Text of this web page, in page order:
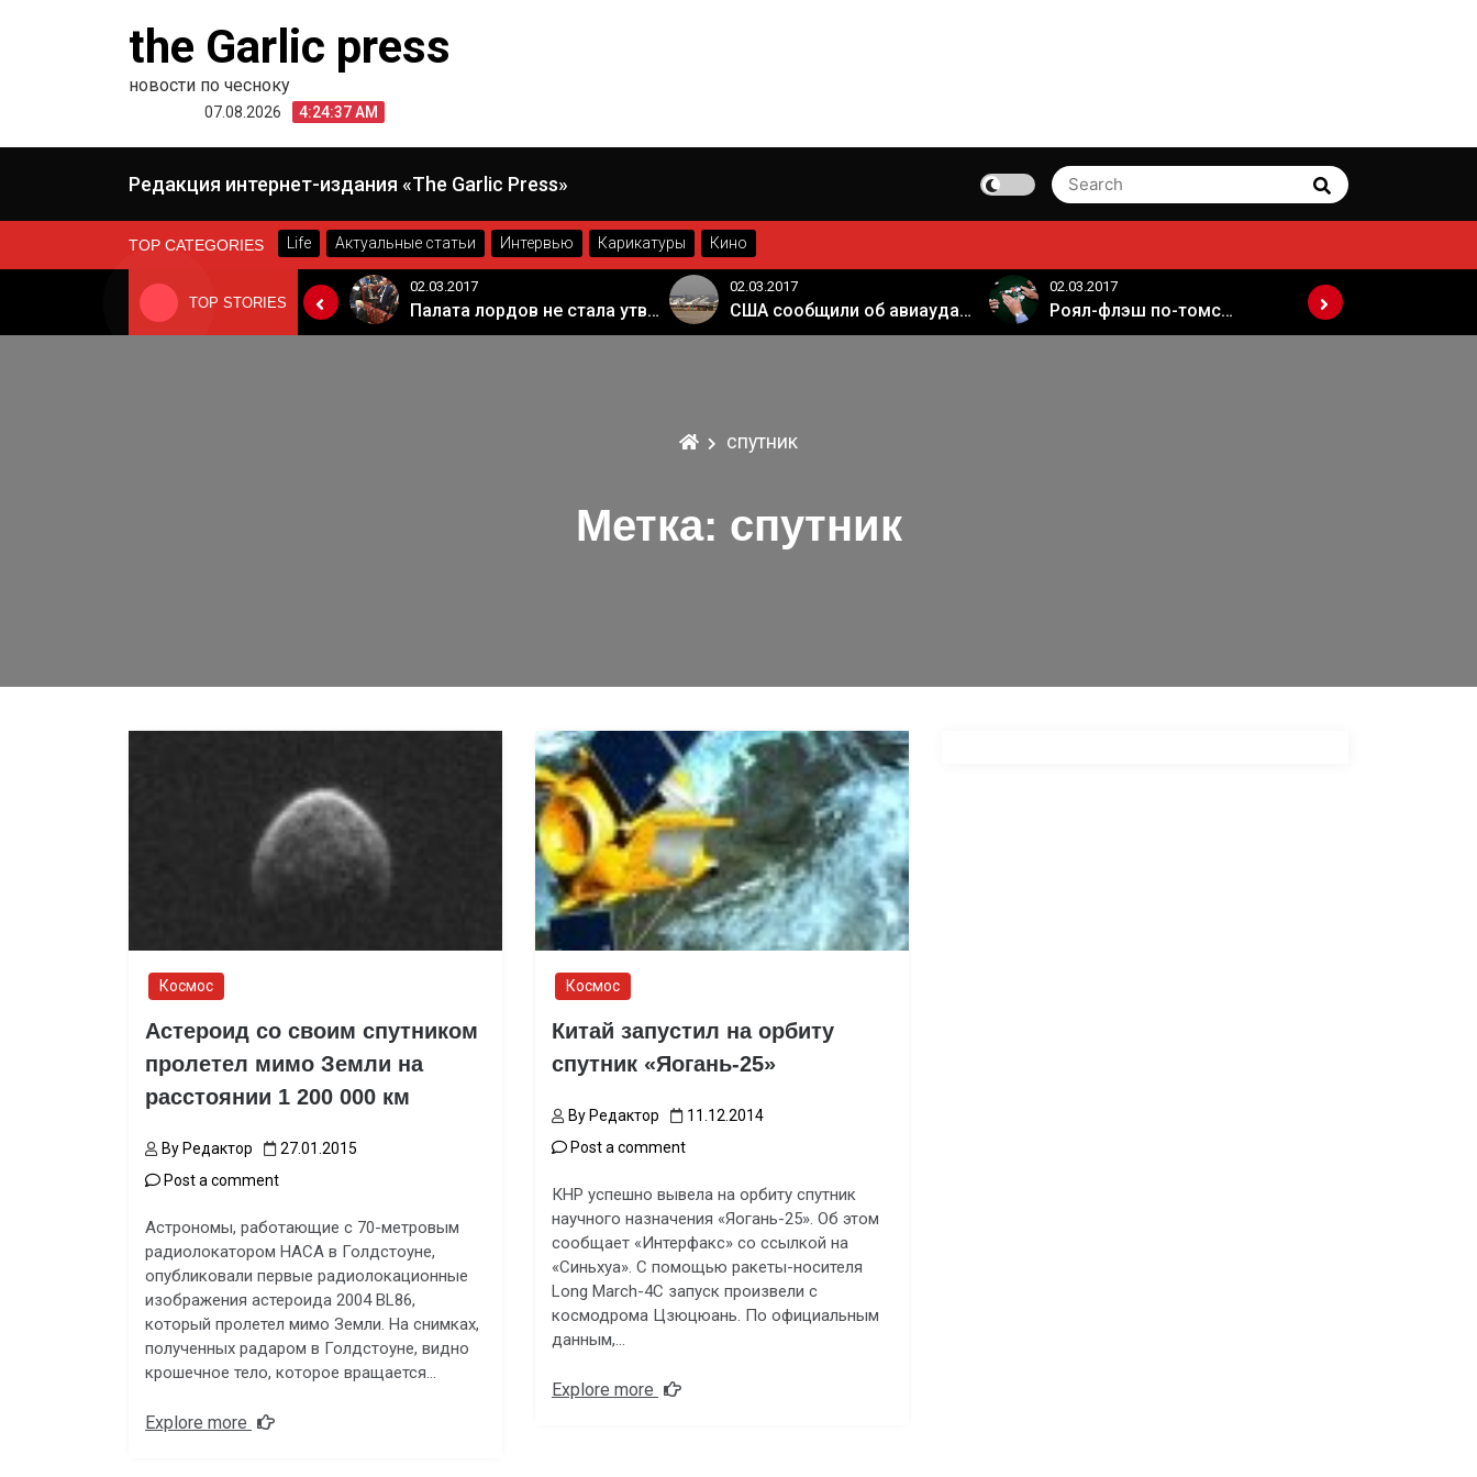
the Garlic press
новости по чесноку
07.08.2026 4:24:37 AM
Редакция интернет-издания «The Garlic Press»
Search
for:
Search
TOP CATEGORIES Life Актуальные статьи Интервью Карикатуры Кино
TOP STORIES
24.06.2019
Когда Россия разрешит полеты в Грузию. Позиция Кремля
02.03.2017
Палата лордов не стала утверждать законопроект о "брексите"
02.03.2017
США сообщили об авиаударе России по арабской коалиции в Сирии
02.03.2017
Роял-флэш по-томски
спутник
Метка: спутник
Космос
Астероид со своим спутником
пролетел мимо Земли на
расстоянии 1 200 000 км
By Редактор
27.01.2015
Post a comment
Астрономы, работающие с 70-метровым
радиолокатором НАСА в Голдстоуне,
опубликовали первые радиолокационные
изображения астероида 2004 BL86,
который пролетел мимо Земли. На снимках,
полученных радаром в Голдстоуне, видно
крошечное тело, которое вращается…
Explore more
Космос
Китай запустил на орбиту
спутник «Яогань-25»
By Редактор
11.12.2014
Post a comment
КНР успешно вывела на орбиту спутник
научного назначения «Яогань-25». Об этом
сообщает «Интерфакс» со ссылкой на
«Синьхуа». С помощью ракеты-носителя
Long March-4C запуск произвели с
космодрома Цзюцюань. По официальным
данным,…
Explore more